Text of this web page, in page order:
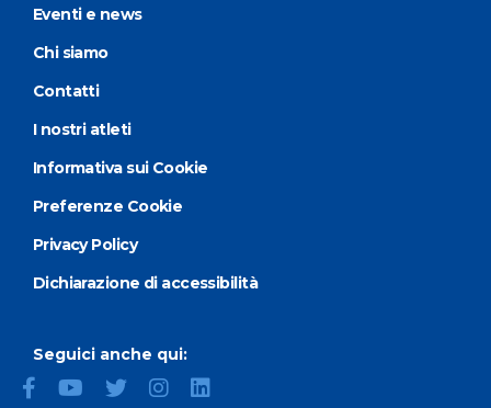
Eventi e news
Chi siamo
Contatti
I nostri atleti
Informativa sui Cookie
Preferenze Cookie
Privacy Policy
Dichiarazione di accessibilità
Seguici anche qui: